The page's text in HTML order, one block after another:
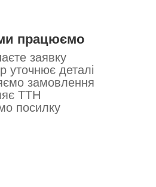
працюємо
заявку
уточнює деталі
замовлення
ТТН
посилку